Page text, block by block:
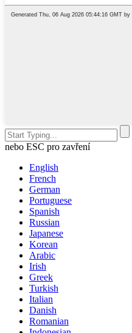
nebo ESC pro zavření
English
French
German
Portuguese
Spanish
Russian
Japanese
Korean
Arabic
Irish
Greek
Turkish
Italian
Danish
Romanian